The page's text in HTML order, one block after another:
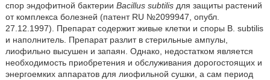
спор эндофитной бактерии Bacillus subtilisдля защиты растений
от комплекса болезней (патент RU №2099947, опубл.
27.12.1997). Препарат содержит живые клетки и споры В. subtilis
и наполнитель. Препарат разлит в стерильные ампулы,
лиофильно высушен и запаян. Однако, недостатком является
необходимость приобретения и обслуживания дорогостоящих и
энергоемких аппаратов для лиофильной сушки, а сам период